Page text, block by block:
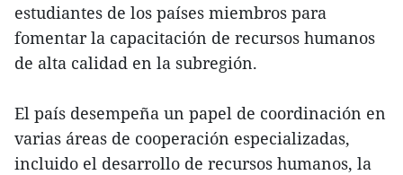
estudiantes de los países miembros para
fomentar la capacitación de recursos humanos
de alta calidad en la subregión.
El país desempeña un papel de coordinación en
varias áreas de cooperación especializadas,
incluido el desarrollo de recursos humanos, la